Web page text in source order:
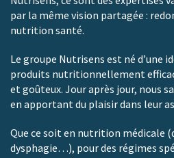
par la même vision partagée :
nutrition santé.
Le groupe Nutrisens est né d’une
produits nutritionnellement
et goûteux. Jour après jour, nous
en apportant du plaisir dans leur
Que ce soit en nutrition médicale
dysphagie…), pour des régimes